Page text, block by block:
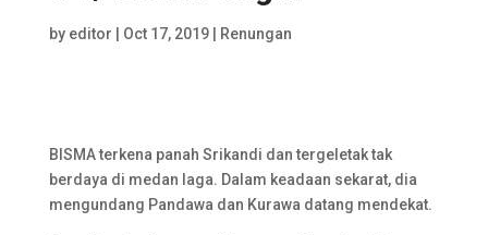
by editor Oct 17, 2019| Renungan
BISMA terkena panah Srikandi dan tergeletak tak
berdaya di medan laga. Dalam keadaan sekarat, dia
mengundang Pandawa dan Kurawa datang mendekat.